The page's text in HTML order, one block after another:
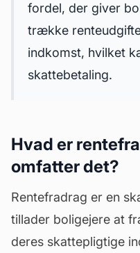
fordel, der giver
trække
indkomst, hvilket
skattebetaling.
Hvad er
omfatter det?
Rentefradrag er en
tillader boligejere at
deres skattepligtige